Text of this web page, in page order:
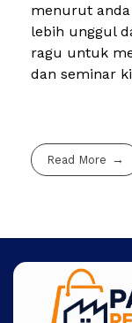
menurut
lebih unggul
ragu untuk
dan seminar
Read More